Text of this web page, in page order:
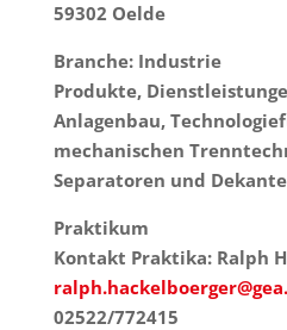
59302 Oelde
Branche: Industrie
Produkte,
Anlagenbau,
mechanischen
Separatoren und
Praktikum
Kontakt Praktika: Ralph
02522/772415